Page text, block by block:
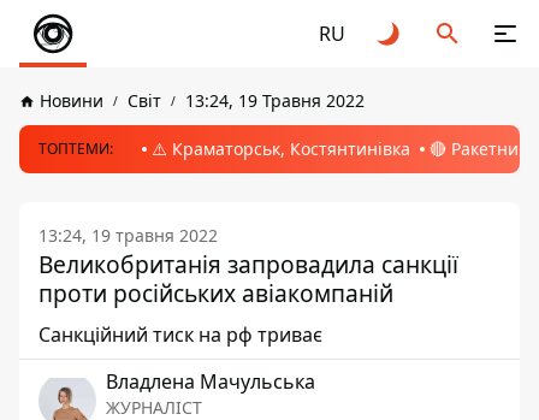
RU
Новини Світ 13:24, 19 Травня 2022
ТОПТЕМИ: ⚠️ Краматорськ, Костянтинівка 🔴 Ракетний
13:24, 19 травня 2022
Великобританія запровадила санкції
проти російських авіакомпаній
Санкційний тиск на рф триває
Владлена Мачульська
ЖУРНАЛІСТ